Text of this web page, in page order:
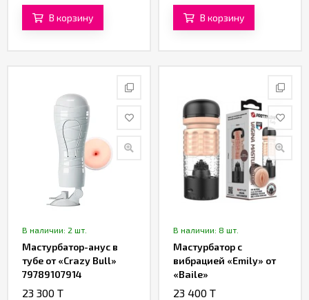
В корзину В корзину
В наличии: 2 шт.
Мастурбатор-анус в
тубе от «Crazy Bull»
79789107914
23 300 T
В наличии: 8 шт.
Мастурбатор с
вибрацией «Emily» от
«Baile»
23 400 T